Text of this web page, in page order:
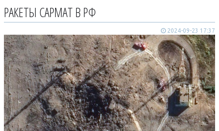
РАКЕТЫ САРМАТ В РФ
2024-09-23 17:37